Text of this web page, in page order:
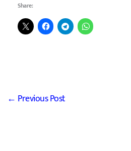
Share:
← Previous Post